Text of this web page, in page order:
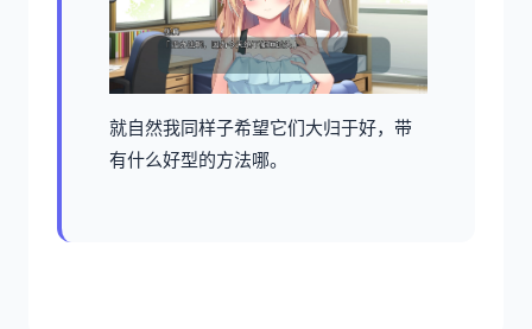
就自然我同样子希望它们大归于好，带
有什么好型的方法哪。